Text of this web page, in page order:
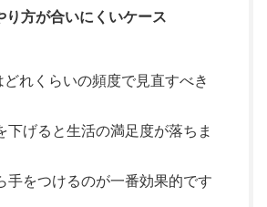
り方が合いにくいケース
どれくらいの頻度で見直すべき
下げると生活の満足度が落ちま
手をつけるのが一番効果的です